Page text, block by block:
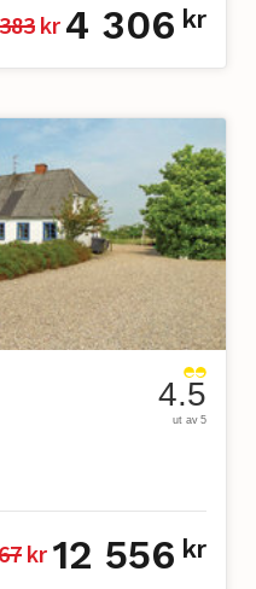
kr 4 306 kr
4.5
ut av 5
kr 12 556 kr